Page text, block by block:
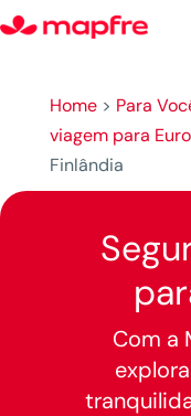
Home> Para
viagem para
Finlândia
Com a